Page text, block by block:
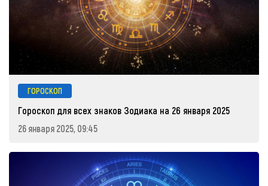
ГОРОСКОП
Гороскоп для всех знаков Зодиака на 26 января 2025
26 января 2025, 09:45